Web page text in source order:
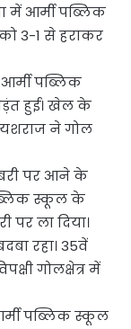
में आर्मी पब्लिक
3-1 से हराकर
पब्लिक
हुई। खेल के
ने गोल
पर आने के
स्कूल के
पर ला दिया।
रहा। 35वें
गोलक्षेत्र में
पब्लिक स्कूल